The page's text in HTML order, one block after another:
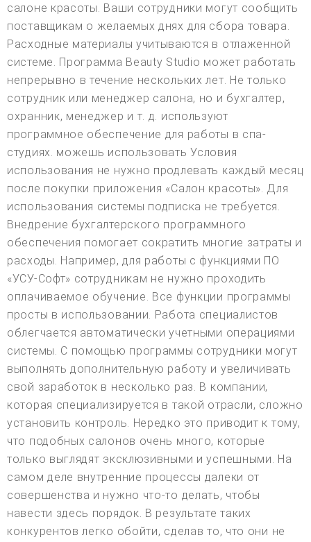
салоне красоты. Ваши сотрудники могут сообщить
поставщикам о желаемых днях для сбора товара.
Расходные материалы учитываются в отлаженной
системе. Программа Beauty Studio может работать
непрерывно в течение нескольких лет. Не только
сотрудник или менеджер салона, но и бухгалтер,
охранник, менеджер и т. д. используют
программное обеспечение для работы в спа-
студиях. можешь использовать Условия
использования не нужно продлевать каждый месяц
после покупки приложения «Салон красоты». Для
использования системы подписка не требуется.
Внедрение бухгалтерского программного
обеспечения помогает сократить многие затраты и
расходы. Например, для работы с функциями ПО
«УСУ-Софт» сотрудникам не нужно проходить
оплачиваемое обучение. Все функции программы
просты в использовании. Работа специалистов
облегчается автоматически учетными операциями
системы. С помощью программы сотрудники могут
выполнять дополнительную работу и увеличивать
свой заработок в несколько раз. В компании,
которая специализируется в такой отрасли, сложно
установить контроль. Нередко это приводит к тому,
что подобных салонов очень много, которые
только выглядят эксклюзивными и успешными. На
самом деле внутренние процессы далеки от
совершенства и нужно что-то делать, чтобы
навести здесь порядок. В результате таких
конкурентов легко обойти, сделав то, что они не